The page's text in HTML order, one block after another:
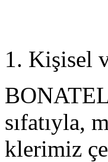
1. Kişisel
sıfatıyla,
klerimiz